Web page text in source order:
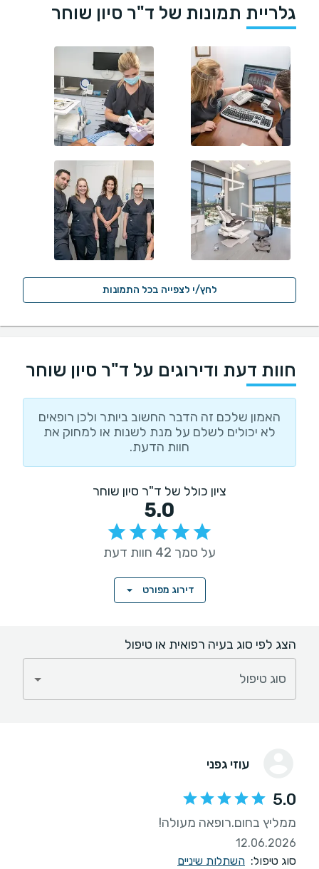
גלריית תמונות של ד"ר סיון שוחר
לחץ/י לצפייה בכל התמונות
חוות דעת ודירוגים על ד"ר סיון שוחר
האמון שלכם זה הדבר החשוב ביותר ולכן רופאים
לא יכולים לשלם על מנת לשנות או למחוק את
חוות הדעת.
ציון כולל של ד"ר סיון שוחר
5.0
על סמך 42 חוות דעת
דירוג מפורט
הצג לפי סוג בעיה רפואית או טיפול
סוג טיפול
עוזי גפני
5.0
ממליץ בחום.רופאה מעולה!
12.06.2026
סוג טיפול: השתלות שיניים